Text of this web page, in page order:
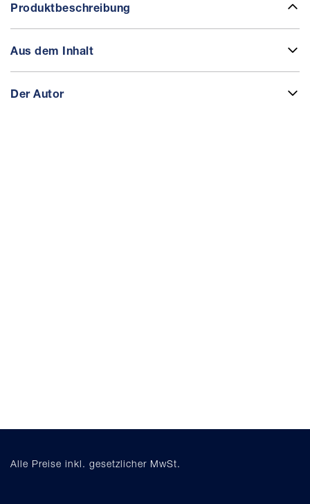
Produktbeschreibung
Aus dem Inhalt
Der Autor
Alle Preise inkl. gesetzlicher MwSt.